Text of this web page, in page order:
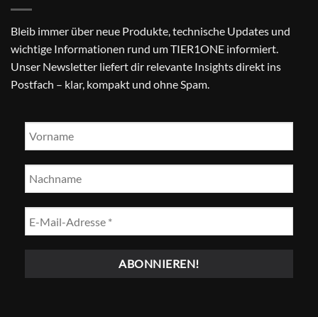
Bleib immer über neue Produkte, technische Updates und
wichtige Informationen rund um TIER1ONE informiert.
Unser Newsletter liefert dir relevante Insights direkt ins
Postfach – klar, kompakt und ohne Spam.